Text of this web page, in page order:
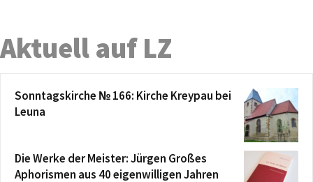
Aktuell auf LZ
Sonntagskirche № 166: Kirche Kreypau bei
Leuna
Die Werke der Meister: Jürgen Großes
Aphorismen aus 40 eigenwilligen Jahren